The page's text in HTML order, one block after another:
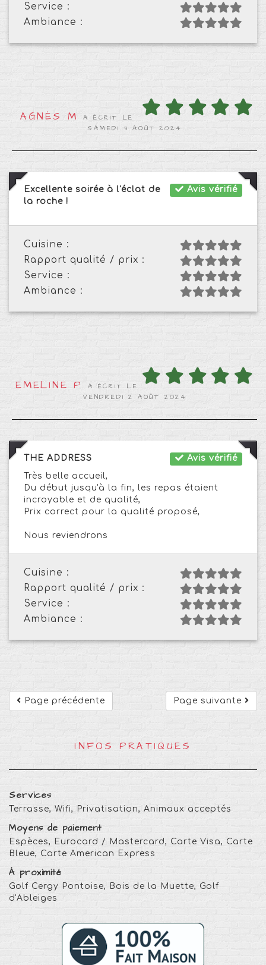
Service :
Ambiance :
AGNÈS M
A ÉCRIT LE
SAMEDI 3 AOÛT 2024
Avis vérifié
Excellente soirée à l'éclat de
la roche !
Cuisine :
Rapport qualité / prix :
Service :
Ambiance :
EMELINE P
A ÉCRIT LE
VENDREDI 2 AOÛT 2024
Avis vérifié
THE ADDRESS
Très belle accueil,
Du début jusqu'à la fin, les repas étaient
incroyable et de qualité,
Prix correct pour la qualité proposé,
Nous reviendrons
Cuisine :
Rapport qualité / prix :
Service :
Ambiance :
Page suivante
Page précédente
INFOS PRATIQUES
Services
Terrasse, Wifi, Privatisation, Animaux acceptés
Moyens de paiement
Espèces, Eurocard / Mastercard, Carte Visa, Carte
Bleue, Carte American Express
À proximité
Golf Cergy Pontoise, Bois de la Muette, Golf
d'Ableiges